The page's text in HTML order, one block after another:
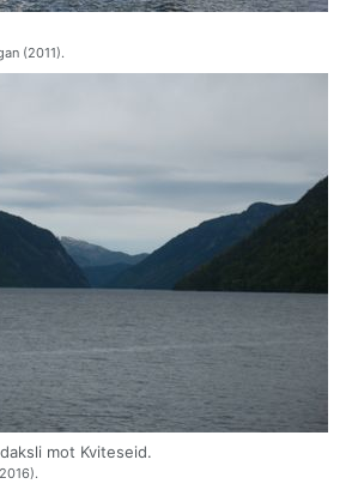
(2011).
mot Kviteseid.